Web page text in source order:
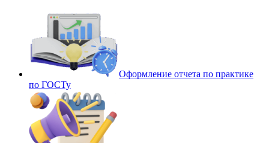
Оформление отчета по практике
по ГОСТу